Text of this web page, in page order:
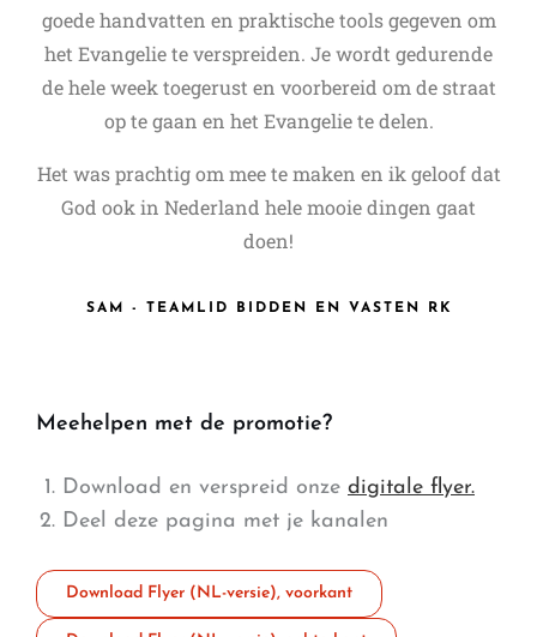
goede handvatten en praktische tools gegeven om
het Evangelie te verspreiden. Je wordt gedurende
de hele week toegerust en voorbereid om de straat
op te gaan en het Evangelie te delen.
Het was prachtig om mee te maken en ik geloof dat
God ook in Nederland hele mooie dingen gaat
doen!
SAM - TEAMLID BIDDEN EN VASTEN RK
Meehelpen met de promotie?
Download en verspreid onze digitale flyer.
Deel deze pagina met je kanalen
Download Flyer (NL-versie), voorkant